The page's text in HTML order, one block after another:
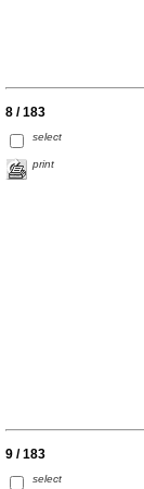
8 / 183
select
print
9 / 183
select